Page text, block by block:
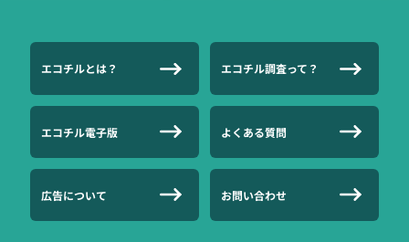
エコチルとは？ エコチル調査って？
エコチル電子版 よくある質問
広告について お問い合わせ